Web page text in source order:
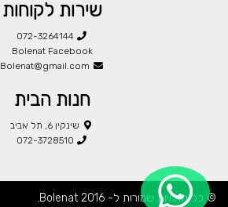
שירות לקוחות
072-3264144
Bolenat Facebook
Bolenat@gmail.com
חנות הבית
שינקין 6, תל אביב
072-3728510
© כל הזכויות שמורות ל- Bolenat 2016.